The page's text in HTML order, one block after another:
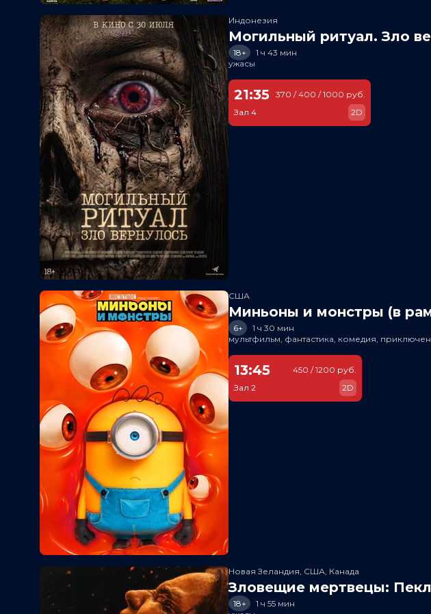
Индонезия
Могильный ритуал. Зло
18+
1 ч 43 мин
ужасы
21:35
Зал 4
370 / 400 / 1000 руб.
2D
США
Миньоны и монстры (в
6+
1 ч 30 мин
мультфильм, фантастика, комедия,
13:45
Зал 2
450 / 1200 руб.
2D
Новая Зеландия, США, Канада
Зловещие мертвецы:
18+
1 ч 55 мин